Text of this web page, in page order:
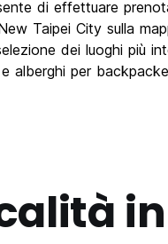
di effettuare
Taipei City sulla
dei luoghi più
alberghi per
in